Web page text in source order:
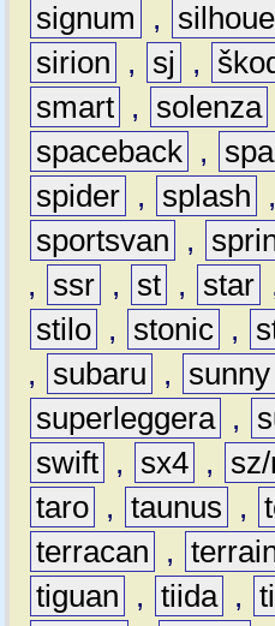
signum
,
sirion
, sj ,
smart , solenza
spaceback ,
spider , splash ,
sportsvan
,
,
ssr , st , star
stilo , stonic ,
,
subaru , sunny
superleggera ,
swift , sx4 ,
taro , taunus ,
terracan
,
tiguan
, tiida ,